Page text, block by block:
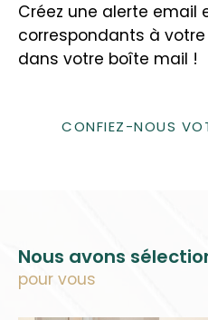
Créez une alerte email
correspondants à
dans votre boîte mail !
CONFIEZ-NOUS
Nous avons
pour vous